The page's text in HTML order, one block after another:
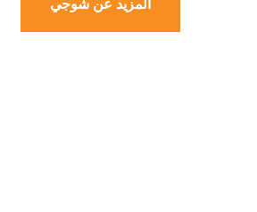
المزيد عن شوجي